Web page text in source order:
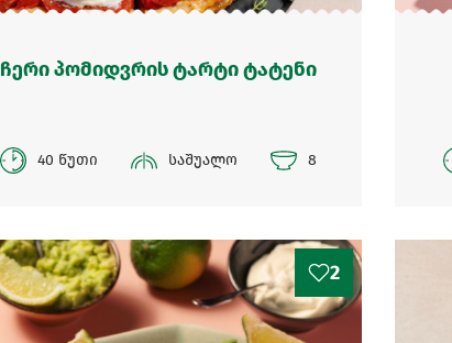
ჩერი პომიდვრის ტარტი ტატენი
40 წუთი საშუალო 8
2